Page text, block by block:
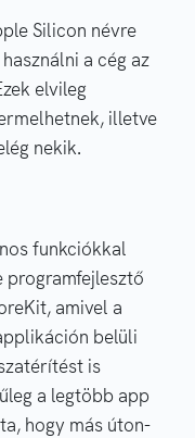
Silicon névre
a cég az
elvileg
illetve
nekik.
funkciókkal
programfejlesztő
amivel a
belüli
is
a legtöbb app
hogy más úton-